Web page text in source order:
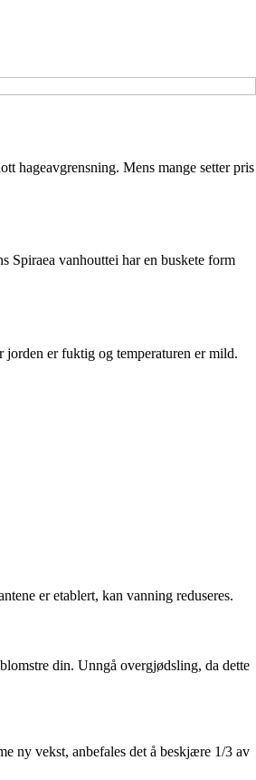
hageavgrensning. Mens mange setter pris
Spiraea vanhouttei har en buskete form
er fuktig og temperaturen er mild.
er etablert, kan vanning reduseres.
din. Unngå overgjødsling, da dette
ny vekst, anbefales det å beskjære 1/3 av